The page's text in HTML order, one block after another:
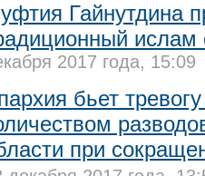
Гайнутдина
ислам
2017 года, 15:09
бьет
при